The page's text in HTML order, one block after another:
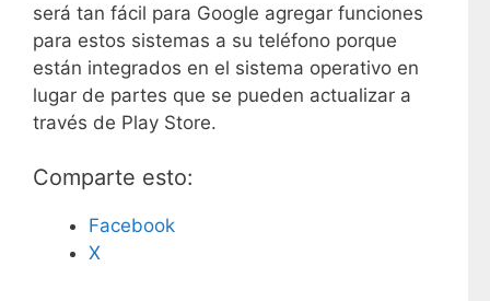
será tan fácil para Google agregar funciones
para estos sistemas a su teléfono porque
están integrados en el sistema operativo en
lugar de partes que se pueden actualizar a
través de Play Store.
Comparte esto:
Facebook
X